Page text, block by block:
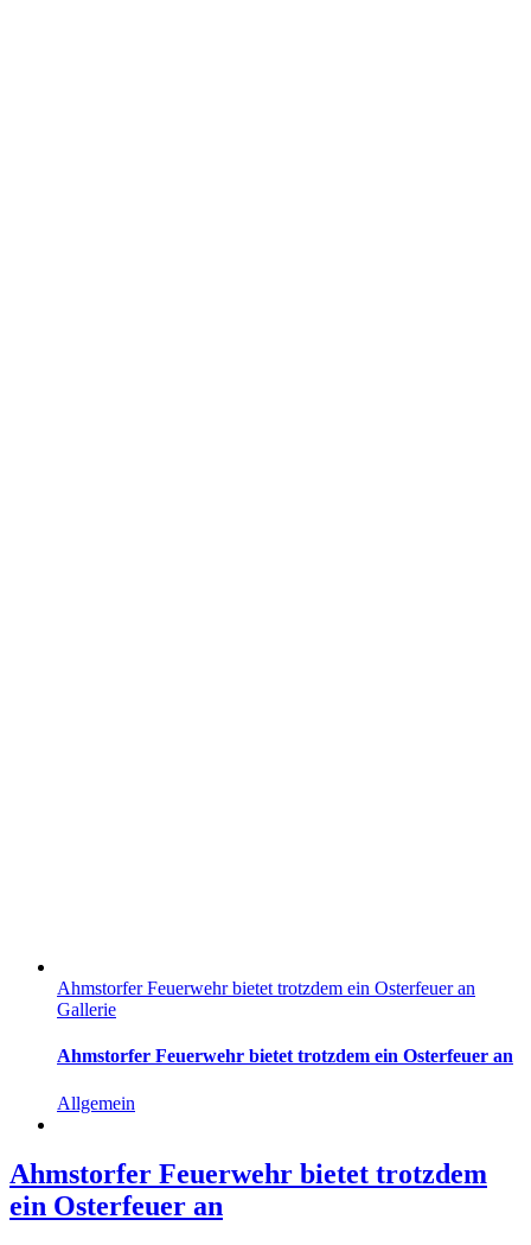
Ahmstorfer Feuerwehr bietet trotzdem ein Osterfeuer an
Gallerie
Ahmstorfer Feuerwehr bietet trotzdem ein Osterfeuer an
Allgemein
Ahmstorfer Feuerwehr bietet trotzdem
ein Osterfeuer an